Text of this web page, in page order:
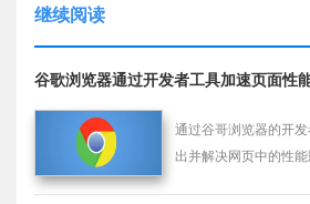
继续阅读
谷歌浏览器通过开发者工具加速页面性
通过谷哥浏览器的开
出并解决网页中的性